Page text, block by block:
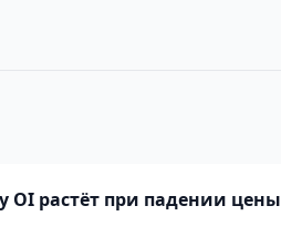
OI растёт при падении цены